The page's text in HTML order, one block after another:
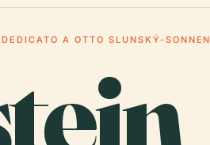
A OTTO SLUNSKÝ-